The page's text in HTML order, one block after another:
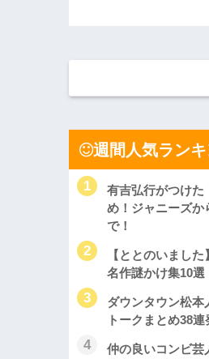
週間人気ラン
有吉弘行がつけた
め！ジャニーズか
で！
【ととのいまし
名作謎かけ集10選
ダウンタウン松本
トークまとめ38連
仲の良いコンビ芸